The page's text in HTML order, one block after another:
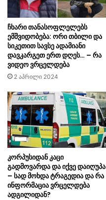
ჩხარი თანასოფლელებს
ემშვიდობება: ორი თბილი და
სიკეთით სავსე ადამიანი
დავკარგეთ ერთ დღეს… – რა
ვიდეო ვრცელდება
2 აპრილი 2024
კორპუსიდან კაცი
გადმოვარდა და იქვე დაიღუპა
– სად მოხდა ტრაგედია და რა
ინფორმაცია ვრცელდება
ადგილიდან?